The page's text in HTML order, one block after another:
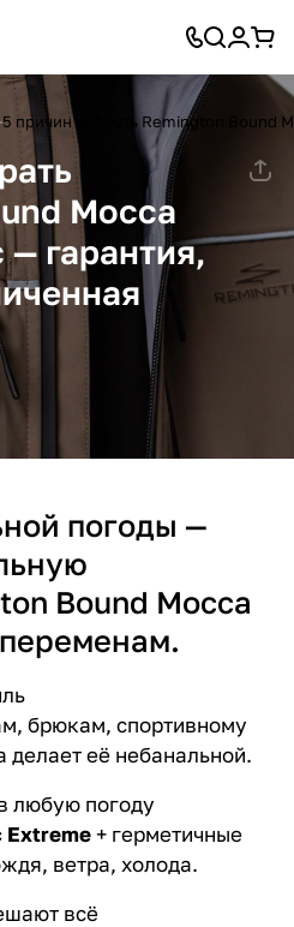
5 причин выбрать Remington Bound
Mocca
гарантия,
погоды —
Bound Mocca
брюкам, спортивному
делает её небанальной.
любую погоду
Extreme+ герметичные
ветра, холода.
всё